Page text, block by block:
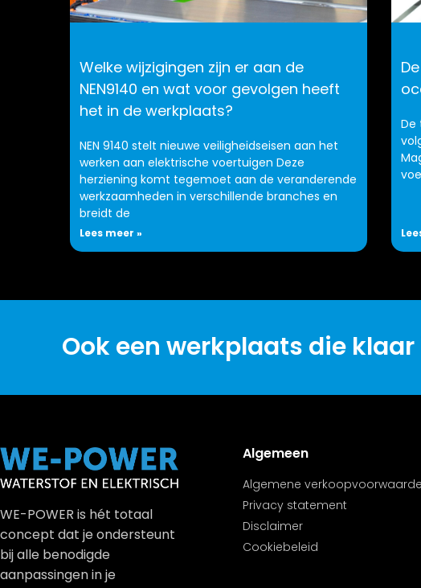
Welke wijzigingen zijn er aan de
NEN9140 en wat voor gevolgen heeft
het in de werkplaats?
NEN 9140 stelt nieuwe veiligheidseisen aan het
werken aan elektrische voertuigen Deze
herziening komt tegemoet aan de veranderende
werkzaamheden in verschillende branches en
breidt de
Lees meer »
De
Ook een werkplaats die
WE-POWER is hét totaal
concept dat je ondersteunt
bij alle benodigde
aanpassingen in je
Algemeen
Algemene
Privacy statement
Disclaimer
Cookiebeleid